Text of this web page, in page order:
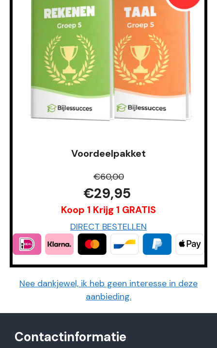
Voordeelpakket
€60,00
€29,95
Koop 1 Krijg 1 GRATIS
DIRECT BESTELLEN
Nee dankjewel, ik heb geen interesse in deze
aanbieding.
Contactinformatie